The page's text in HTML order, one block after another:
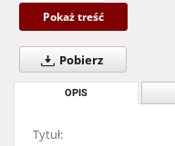
Pokaż treść
Pobierz
OPIS
Tytuł: